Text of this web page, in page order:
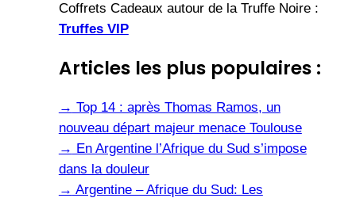
Coffrets Cadeaux autour de la Truffe Noire :
Truffes VIP
Articles les plus populaires :
→ Top 14 : après Thomas Ramos, un
nouveau départ majeur menace Toulouse
→ En Argentine l’Afrique du Sud s’impose
dans la douleur
→ Argentine – Afrique du Sud: Les